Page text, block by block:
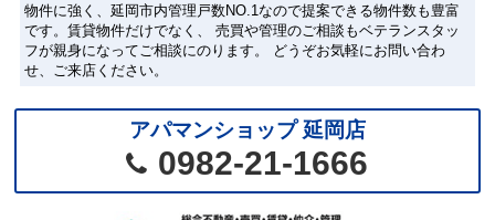
物件に強く、延岡市内管理戸数NO.1なので提案できる物件数も豊富
です。賃貸物件だけでなく、 売買や管理のご相談もベテランスタッ
フが親身になってご相談にのります。 どうぞお気軽にお問い合わ
せ、ご来店ください。
アパマンショップ 延岡店
0982-21-1666